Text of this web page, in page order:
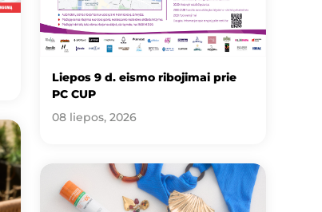
Liepos 9 d. eismo ribojimai prie
PC CUP
08 liepos, 2026